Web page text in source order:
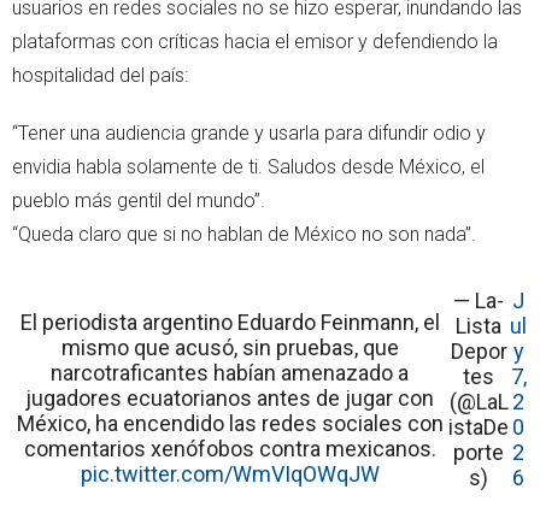
usuarios en redes sociales no se hizo esperar, inundando las
plataformas con críticas hacia el emisor y defendiendo la
hospitalidad del país:
“Tener una audiencia grande y usarla para difundir odio y
envidia habla solamente de ti. Saludos desde México, el
pueblo más gentil del mundo”.
“Queda claro que si no hablan de México no son nada”.
El periodista argentino Eduardo Feinmann, el
mismo que acusó, sin pruebas, que
narcotraficantes habían amenazado a
jugadores ecuatorianos antes de jugar con
México, ha encendido las redes sociales con
comentarios xenófobos contra mexicanos.
pic.twitter.com/WmVIqOWqJW
— La-
Lista
Depor
tes
(@LaL
istaDe
porte
s)
J
ul
y
7,
2
0
2
6